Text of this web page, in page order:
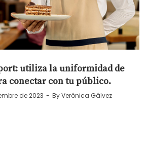
utiliza la uniformidad de
conectar con tu público.
de 2023 ByVerónica Gálvez